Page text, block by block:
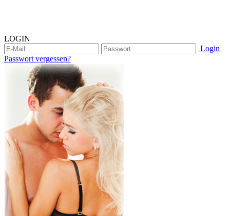
LOGIN
Login
Passwort vergessen?